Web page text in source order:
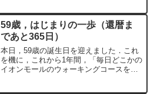
ール熱田」を歩いてきました．ピクミン
ブルームのプレイヤー...
59歳，はじまりの一歩（還暦ま
であと365日）
本日，59歳の誕生日を迎えました．これ
を機に，これから1年間，「毎日どこかの
イオンモールのウォーキングコースを